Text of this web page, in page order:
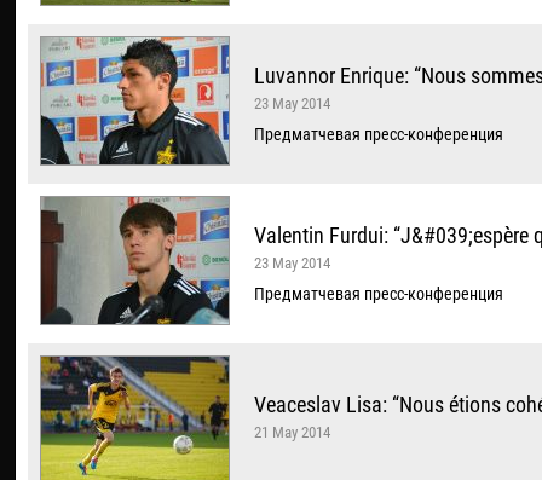
Luvannor Enrique: “Nous
23 May 2014
Предматчевая пресс-конференция
Valentin Furdui: “J&#039;espère
23 May 2014
Предматчевая пресс-конференция
Veaceslav Lisa: “Nous étions
21 May 2014